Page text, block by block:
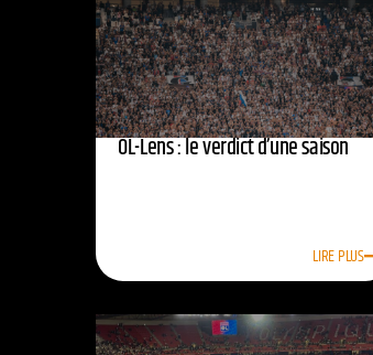
OL-Lens : le verdict d’une saison
LIRE PLUS